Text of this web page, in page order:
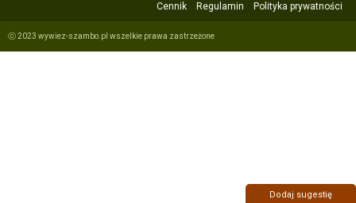
Cennik
Regulamin Polityka prywatności
ⓒ 2023 wywiez-szambo.pl wszelkie prawa zastrzeżone
Dodaj sugestię